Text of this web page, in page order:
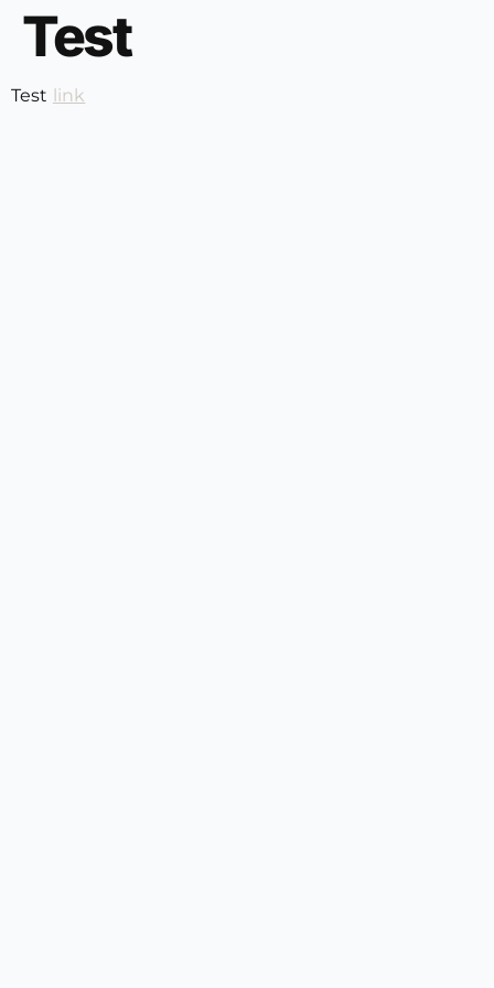
Test
Test link